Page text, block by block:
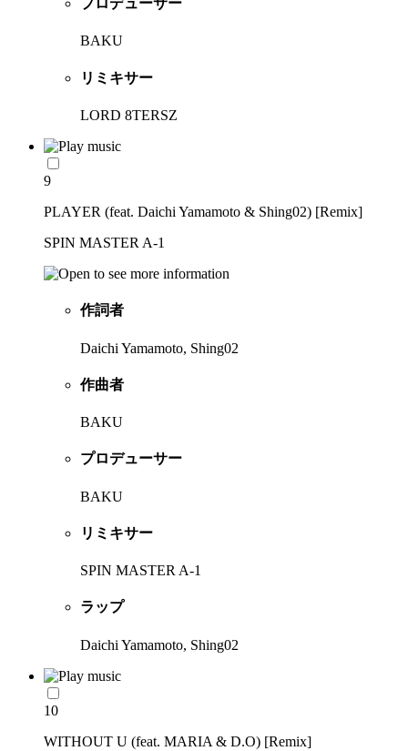
プロデューサー
BAKU
リミキサー
LORD 8TERSZ
9
PLAYER (feat. Daichi Yamamoto & Shing02) [Remix]
SPIN MASTER A-1
作詞者
Daichi Yamamoto, Shing02
作曲者
BAKU
プロデューサー
BAKU
リミキサー
SPIN MASTER A-1
ラップ
Daichi Yamamoto, Shing02
10
WITHOUT U (feat. MARIA & D.O) [Remix]